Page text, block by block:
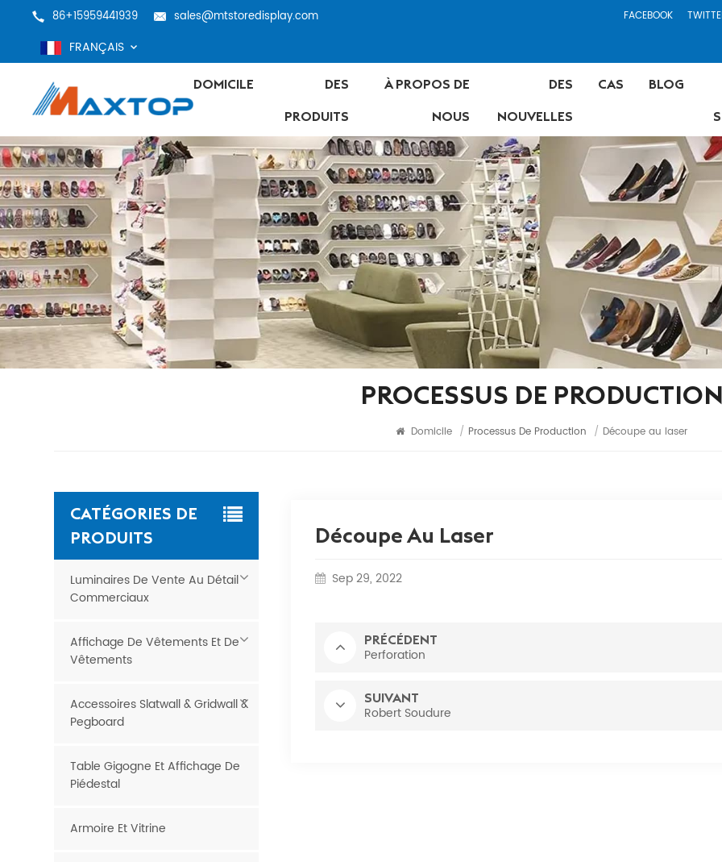
86+15959441939 sales@mtstoredisplay.com FACEBOOK
FRANÇAIS
DOMICILE
DES
PRODUITS
À PROPOS DE
NOUS
DES
NOUVELLES
CAS
BLOG
PROCESSUS DE
Domicile / Processus De Production / Découpe au laser
Découpe Au Laser
Sep 29, 2022
PRÉCÉDENT
Perforation
SUIVANT
Robert Soudure
CATÉGORIES DE
PRODUITS
Luminaires De Vente Au Détail
Commerciaux
Affichage De Vêtements Et De
Vêtements
Accessoires Slatwall & Gridwall &
Pegboard
Table Gigogne Et Affichage De
Piédestal
Armoire Et Vitrine